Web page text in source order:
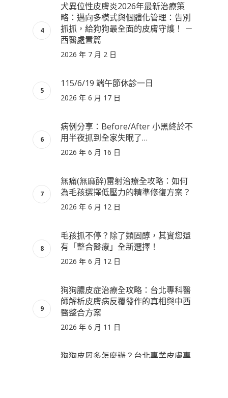
犬異位性皮膚炎2026年最新治療策
略：邁向多模式與個體化管理：告別
抓抓，給狗狗最全面的皮膚守護！ －
西醫處置篇
2026 年 7 月 2 日
115/6/19 端午節休診一日
2026 年 6 月 17 日
病例分享：Before/After 小黑終於不
用半夜抓到全家失眠了…
2026 年 6 月 16 日
無痛(無麻醉)雷射治療全攻略：如何
為毛孩選擇低壓力的精準修復方案？
2026 年 6 月 12 日
毛孩抓不停？除了類固醇，其實您還
有「整合醫療」全新選擇！
2026 年 6 月 12 日
狗狗膿皮症治療全攻略：台北專科醫
師解析皮膚病反覆發作的真相與中西
醫整合方案
2026 年 6 月 11 日
狗狗皮屑多怎麼辦？台北專業皮膚專